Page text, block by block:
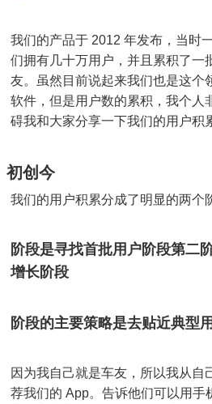
我们的产品于 2012 年发布，当时
们拥有几十万用户，并且累积了一
友。虽然目前说起来我们也是这个
软件，但是用户数的累积，我个人
碍我和大家分享一下我们的用户积
初创今
我们的用户积累分成了明显的两个
阶段是寻找首批用户阶段第二
增长阶段
阶段的主要策略是去贴近典型
因为我自己就是车友，所以我从自
荐我们的 App。告诉他们可以用手